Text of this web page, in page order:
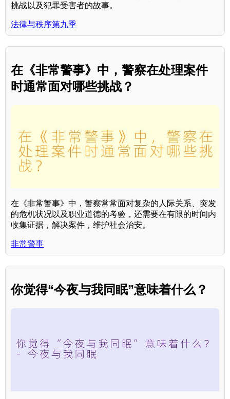
挑战以及犯罪受害者的故事。
法律与秩序第九季
在《非常警事》中，警察在处理案件
时通常面对哪些挑战？
在《非常警事》中，警察常常面对复杂的人际关系、突发
的危机状况以及职业道德的考验，还需要在有限的时间内
收集证据，解决案件，维护社会治安。
非常警事
你觉得“今夜与我同眠”意味着什么？